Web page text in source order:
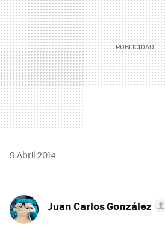
9 Abril 2014
Juan Carlos González